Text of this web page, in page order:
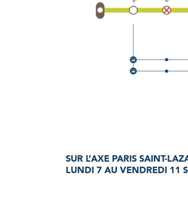
SUR L’AXE PARIS SAINT-
LUNDI 7 AU VENDREDI 11